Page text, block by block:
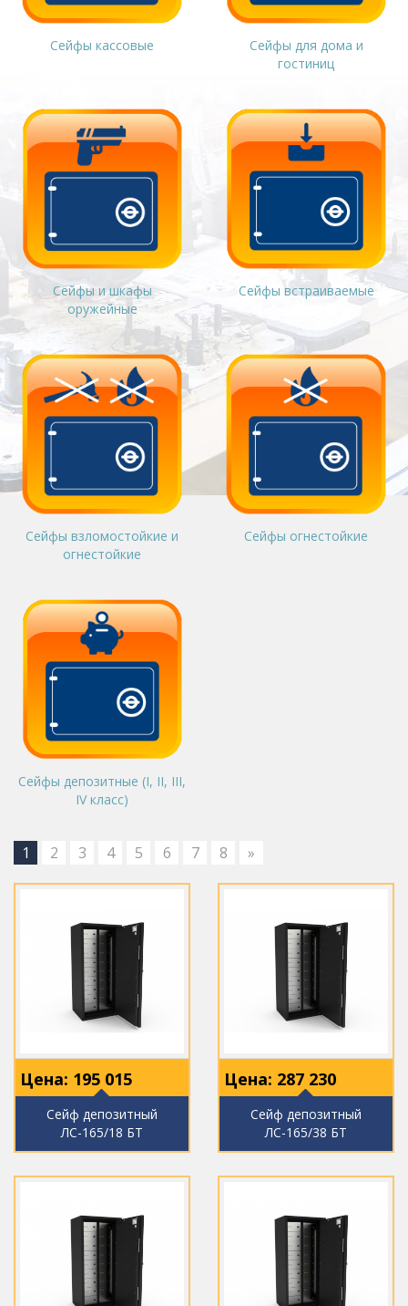
Сейфы кассовые
Сейфы для дома и
гостиниц
Сейфы и шкафы
оружейные
Сейфы встраиваемые
Сейфы взломостойкие и
огнестойкие
Сейфы огнестойкие
Сейфы депозитные (I, II, III,
IV класс)
1 2 3 4 5 6 7 8 »
Цена: 195 015
Сейф депозитный
ЛС-165/18 БТ
Цена: 287 230
Сейф депозитный
ЛС-165/38 БТ